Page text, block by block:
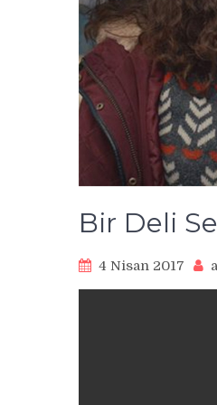
Bir Deli
4 Nisan 2017